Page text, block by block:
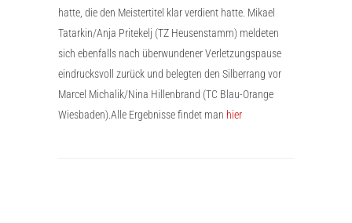
hatte, die den Meistertitel klar verdient hatte. Mikael
Tatarkin/Anja Pritekelj (TZ Heusenstamm) meldeten
sich ebenfalls nach überwundener Verletzungspause
eindrucksvoll zurück und belegten den Silberrang vor
Marcel Michalik/Nina Hillenbrand (TC Blau-Orange
Wiesbaden).Alle Ergebnisse findet man hier